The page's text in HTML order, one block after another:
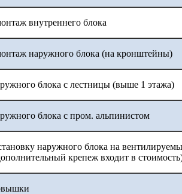
внутреннего блока
наружного блока (на кронштейны)
блока с лестницы (выше 1 этажа)
блока с пром. альпинистом
наружного блока на
крепеж входит в